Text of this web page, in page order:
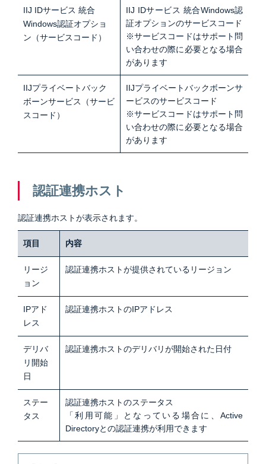
IIJ IDサービス 統合
Windows認証オプショ
ン（サービスコード）
IIJ IDサービス 統合Windows認
証オプションのサービスコード
※サービスコードはサポート問
い合わせの際に必要となる場合
があります
IIJプライベートバック
ボーンサービス（サービ
スコード）
IIJプライベートバックボーンサ
ービスのサービスコード
※サービスコードはサポート問
い合わせの際に必要となる場合
があります
認証連携ホスト
認証連携ホストが表示されます。
項目 内容
リージ
ョン
認証連携ホストが提供されているリージョン
IPアド
レス
認証連携ホストのIPアドレス
デリバ
リ開始
日
認証連携ホストのデリバリが開始された日付
ステー
タス
認証連携ホストのステータス
「利用可能」となっている場合に、Active
Directoryとの認証連携が利用できます